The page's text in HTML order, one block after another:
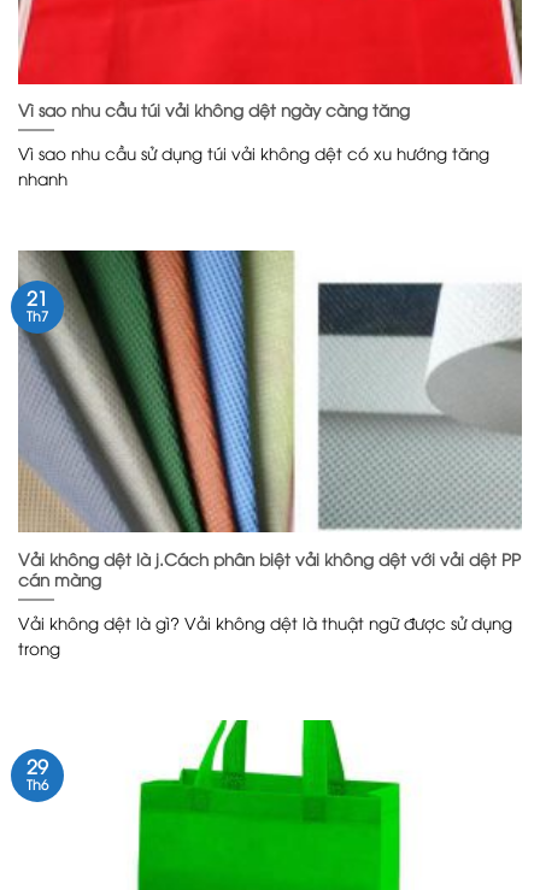
Vì sao nhu cầu túi vải không dệt ngày càng tăng
Vì sao nhu cầu sử dụng túi vải không dệt có xu hướng tăng
nhanh
Vải không dệt là j.Cách phân biệt vải không dệt với vải dệt PP
cán màng
Vải không dệt là gì? Vải không dệt là thuật ngữ được sử dụng
trong
21
Th7
29
Th6